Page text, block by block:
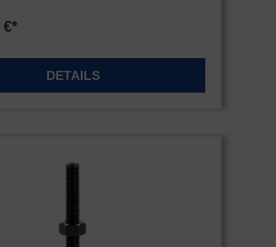
€*
DETAILS